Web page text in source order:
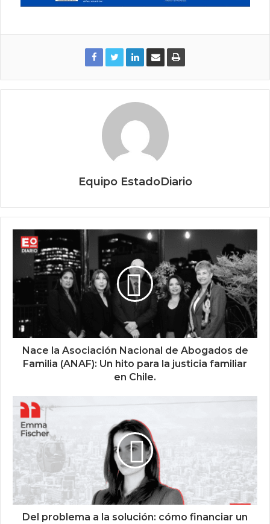
Equipo EstadoDiario
Nace la Asociación Nacional de Abogados de
Familia (ANAF): Un hito para la justicia familiar
en Chile.
Del problema a la solución: cómo financiar un